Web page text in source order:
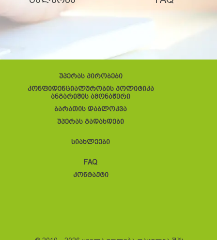
უპერას პირობები
კონფიდენციალურობის პოლიტიკა
ანგარიშის ამონაწერი
ბარათის დაბლოკვა
უპერას გადახდები
სიახლეები
FAQ
კონტაქტი